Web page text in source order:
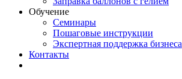
Обучение
Семинары
Пошаговые инструкции
Экспертная поддержка бизнеса
Контакты